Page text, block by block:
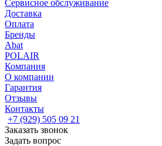
Сервисное обслуживание
Доставка
Оплата
Бренды
Abat
POLAIR
Компания
О компании
Гарантия
Отзывы
Контакты
+7 (929) 505 09 21
Заказать звонок
Задать вопрос